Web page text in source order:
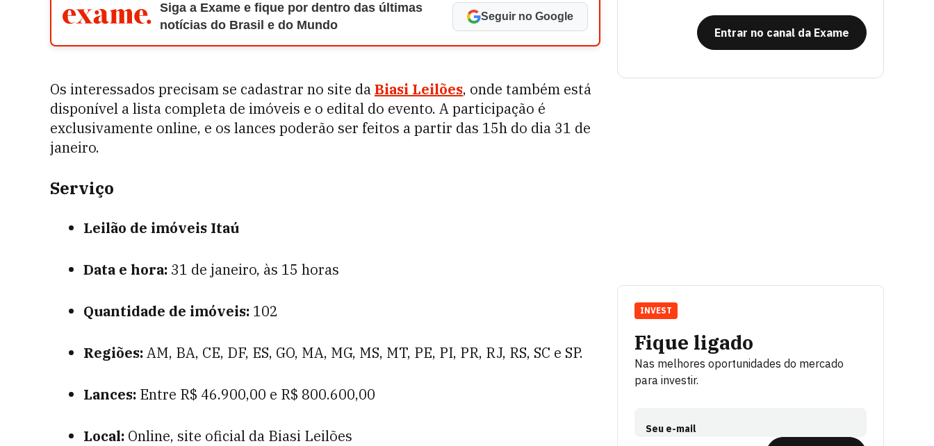
Siga a Exame e fique por dentro das últimas
notícias do Brasil e do Mundo
Seguir no Google
Os interessados precisam se cadastrar no site daBiasi Leilões, onde também está
disponível a lista completa de imóveis e o edital do evento. A participação é
exclusivamente online, e os lances poderão ser feitos a partir das 15h do dia 31 de
janeiro.
Serviço
Leilão de imóveis Itaú
Data e hora: 31 de janeiro, às 15 horas
Quantidade de imóveis: 102
Regiões:AM, BA, CE, DF, ES, GO, MA, MG, MS, MT, PE, PI, PR, RJ, RS, SC e SP.
Lances: Entre R$ 46.900,00 e R$ 800.600,00
Local: Online, site oficial da Biasi Leilões
Entrar no canal da Exame
Fique ligado
Nas melhores oportunidades do mercado
para investir.
Seu e-mail
INVEST